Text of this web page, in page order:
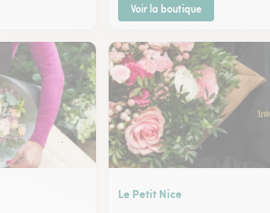
Voir la boutique
Le Petit Nice